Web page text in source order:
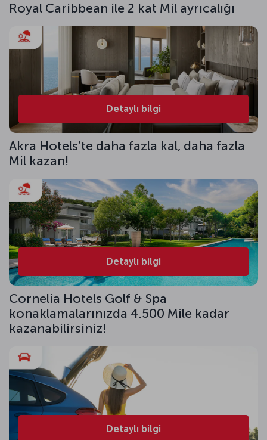
Royal Caribbean ile 2 kat Mil ayrıcalığı
Detaylı bilgi
Akra Hotels’te daha fazla kal, daha fazla
Mil kazan!
Detaylı bilgi
Cornelia Hotels Golf & Spa
konaklamalarınızda 4.500 Mile kadar
kazanabilirsiniz!
Detaylı bilgi